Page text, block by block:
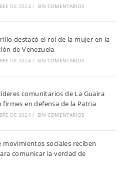
DE 2024 / SIN COMENTARIOS
destacó el rol de la mujer en la
de Venezuela
DE 2024 / SIN COMENTARIOS
comunitarios de La Guaira
firmes en defensa de la Patria
DE 2024 / SIN COMENTARIOS
movimientos sociales reciben
comunicar la verdad de